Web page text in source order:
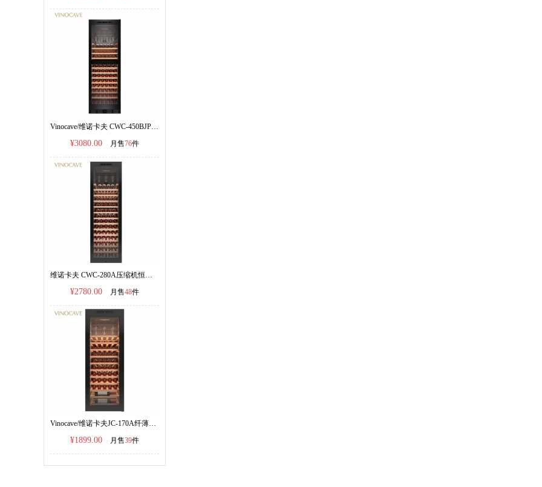
Vinocave/维诺卡夫 CWC-450BJP 红酒柜恒温酒柜|双温双控||官方正品|
¥3080.00 月售76件
维诺卡夫 CWC-280A压缩机恒温红酒柜 255L容量|官方正品
¥2780.00 月售48件
Vinocave/维诺卡夫JC-170A纤薄系列红酒柜恒温酒柜
¥1899.00 月售39件